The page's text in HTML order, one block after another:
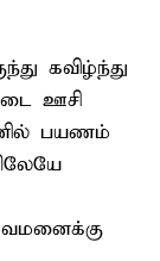
கவிழ்ந்து
ஊசி
பயணம்